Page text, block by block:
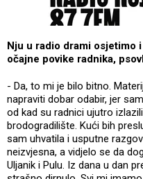
Nju u radio drami osjetimo
očajne povike radnika,
- Da, to mi je bilo bitno.
napraviti dobar odabir, jer
od kad su radnici ujutro
brodogradilište. Kući bih
sam uhvatila i usputne
neizvjesna, a vidjelo se da
Uljanik i Pulu. Iz dana u dan